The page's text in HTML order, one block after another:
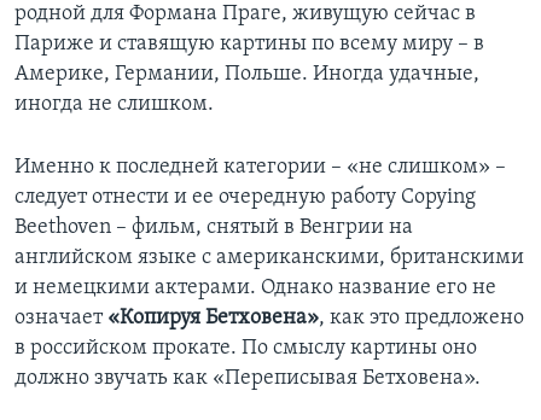
Learning English
СОЦИАЛЬНЫЕ СЕТИ
Языки
родной для Формана Праге, живущую сейчас в
Париже и ставящую картины по всему миру – в
Америке, Германии, Польше. Иногда удачные,
иногда не слишком.
Именно к последней категории – «не слишком» –
следует отнести и ее очередную работу Copying
Beethoven – фильм, снятый в Венгрии на
английском языке с американскими, британскими
и немецкими актерами. Однако название его не
означает «Копируя Бетховена», как это предложено
в российском прокате. По смыслу картины оно
должно звучать как «Переписывая Бетховена».